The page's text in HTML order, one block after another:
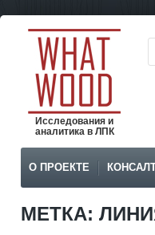
Исследования и
аналитика в ЛПК
О ПРОЕКТЕ
МЕТКА: